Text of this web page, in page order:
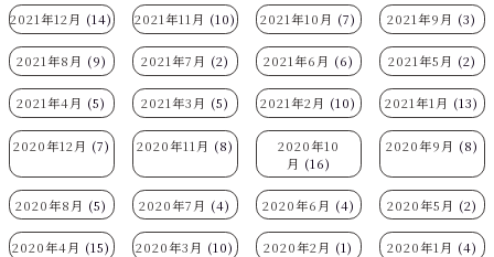
2021年12月 (14) 2021年11月 (10) 2021年10月 (7) 2021年9月 (3)
2021年8月 (9) 2021年7月 (2) 2021年6月 (6) 2021年5月 (2)
2021年4月 (5) 2021年3月 (5) 2021年2月 (10) 2021年1月 (13)
2020年12月 (7) 2020年11月 (8)
2020年10
月 (16)
2020年9月 (8)
2020年8月 (5) 2020年7月 (4) 2020年6月 (4) 2020年5月 (2)
2020年4月 (15) 2020年3月 (10) 2020年2月 (1) 2020年1月 (4)